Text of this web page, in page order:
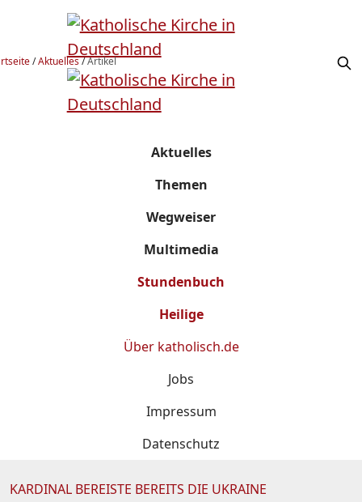
/Aktuelles/Artikel
Aktuelles
Themen
Wegweiser
Multimedia
Stundenbuch
Heilige
Über katholisch.de
Jobs
Impressum
Datenschutz
KARDINAL BEREISTE BEREITS DIE UKRAINE